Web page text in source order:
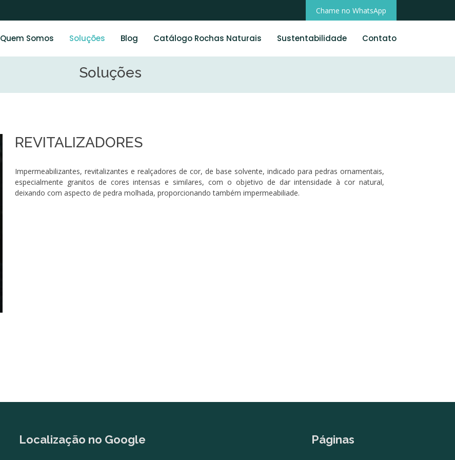
Chame no WhatsApp
Quem Somos Soluções Blog Catálogo Rochas Naturais Sustentabilidade Contato
Soluções
REVITALIZADORES
Impermeabilizantes, revitalizantes e realçadores de cor, de base solvente, indicado para pedras ornamentais,
especialmente granitos de cores intensas e similares, com o objetivo de dar intensidade à cor natural,
deixando com aspecto de pedra molhada, proporcionando também impermeabiliade.
Localização no Google Páginas